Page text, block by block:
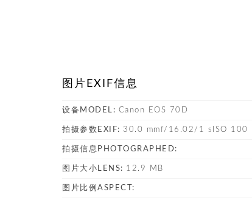
图片EXIF信息
设备MODEL: Canon EOS 70D
拍摄参数EXIF: 30.0 mmf/16.02/1 sISO 100
拍摄信息PHOTOGRAPHED:
图片大小LENS: 12.9 MB
图片比例ASPECT: